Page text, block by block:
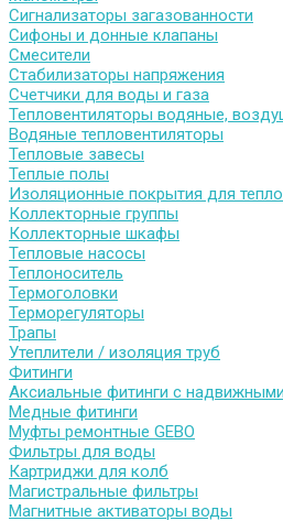
Сигнализаторы загазованности
Сифоны и донные клапаны
Смесители
Стабилизаторы напряжения
Счетчики для воды и газа
Тепловентиляторы водяные,
Водяные тепловентиляторы
Тепловые завесы
Теплые полы
Изоляционные покрытия для
Коллекторные группы
Коллекторные шкафы
Тепловые насосы
Теплоноситель
Термоголовки
Терморегуляторы
Трапы
Утеплители / изоляция труб
Фитинги
Аксиальные фитинги с
Медные фитинги
Муфты ремонтные GEBO
Фильтры для воды
Картриджи для колб
Магистральные фильтры
Магнитные активаторы воды